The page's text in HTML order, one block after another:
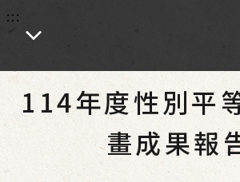
:::
:::
性
114年度性別平
畫成果報